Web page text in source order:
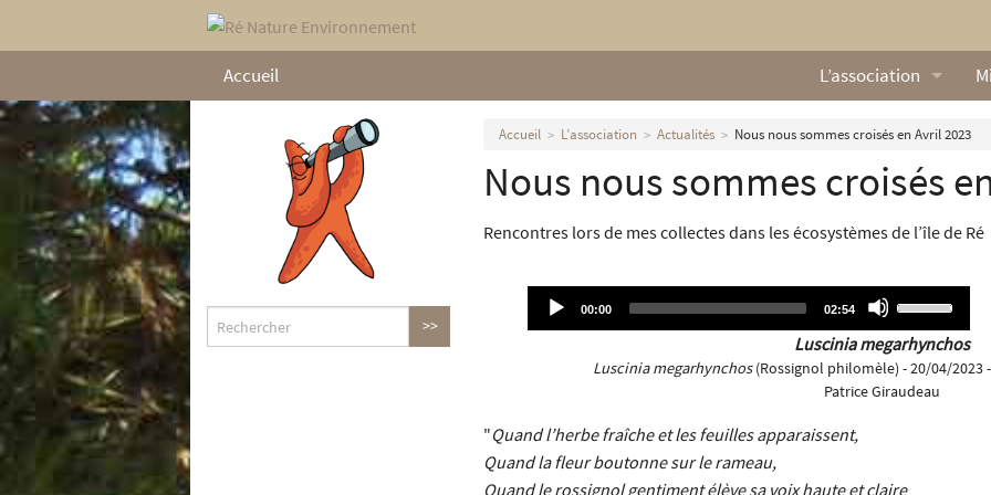
Accueil L’association
Qui sommes nous ?
Nos missions
Nos statuts
Nos partenaires
Nous contacter
Accueil L’association Actualités Nous nous sommes croisés en Avril 2023
Nous nous sommes croisés
Rencontres lors de mes collectes dans les écosystèmes de l’île de Ré
Audio
Player
Current
00:00
Total
02:54
Arrow
keys
decrease
Luscinia megarhynchos
Luscinia megarhynchos(Rossignol philomèle) - 20/04/2023
Patrice Giraudeau
"Quand l’herbe fraîche et les feuilles apparaissent,
Quand la fleur boutonne sur le rameau,
Quand le rossignol gentiment élève sa voix haute et claire